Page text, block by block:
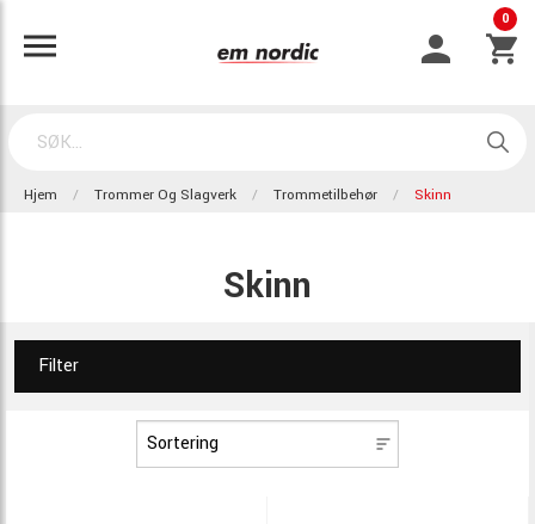
0
Hjem Trommer Og Slagverk Trommetilbehør Skinn
Skinn
Filter